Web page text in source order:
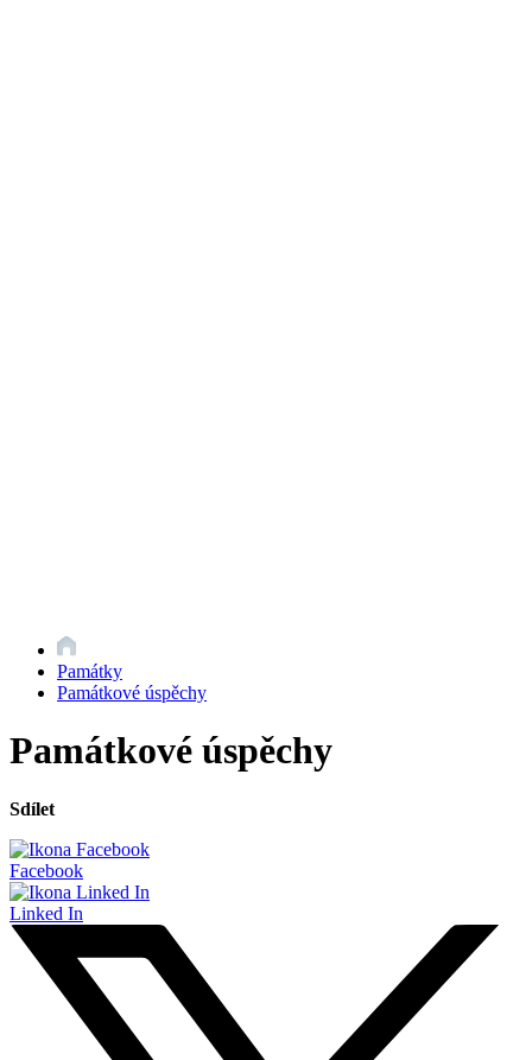
Památky
Památkové úspěchy
Památkové úspěchy
Sdílet
Facebook
Linked In